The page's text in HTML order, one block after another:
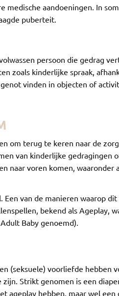
aandoeningen. In
puberteit.
persoon die gedrag
zoals kinderlijke spraak,
vinden in objecten of
om terug te keren naar de
van kinderlijke gedragingen
naar voren komen, waaronder
Een van de manieren waarop
bekend als Ageplay,
Baby genoemd).
(seksuele) voorliefde hebben
Strikt genomen is een
ageplay hebben, maar wel